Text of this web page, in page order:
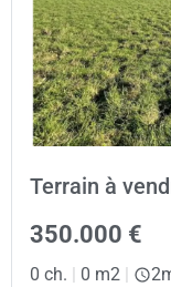
Terrain à
350.000 €
0 ch. 0 m2